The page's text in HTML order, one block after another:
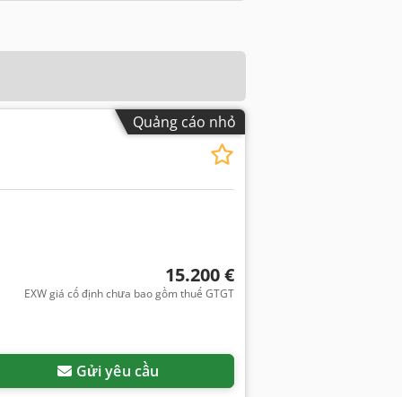
Quảng cáo nhỏ
15.200 €
EXW giá cố định chưa bao gồm thuế GTGT
Gửi yêu cầu